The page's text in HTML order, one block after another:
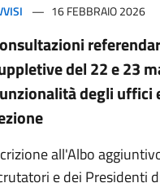
16 FEBBRAIO 2026
del 22 e 23
degli uffici
all'Albo
e dei Presidenti